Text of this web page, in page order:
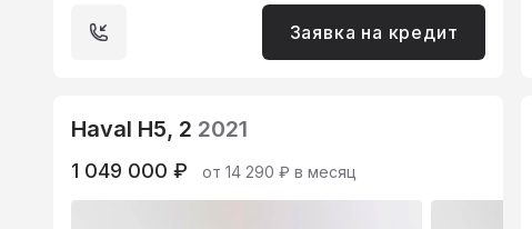
Заявка на кредит
Haval H5, 2 2021
1 049 000 ₽ от 14 290 ₽ в месяц